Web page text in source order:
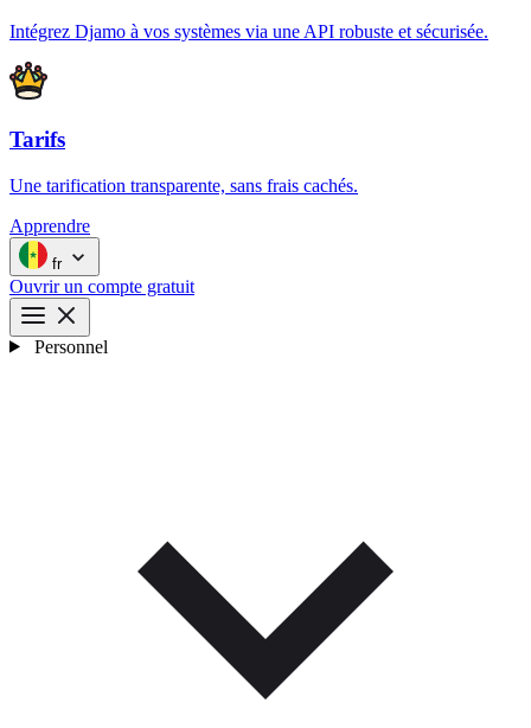
Intégrez Djamo à vos systèmes via une API robuste et sécurisée.
Tarifs
Une tarification transparente, sans frais cachés.
Apprendre
fr
Ouvrir un compte gratuit
Personnel